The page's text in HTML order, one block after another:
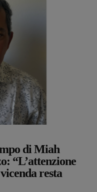
di Miah
“L’attenzione
resta